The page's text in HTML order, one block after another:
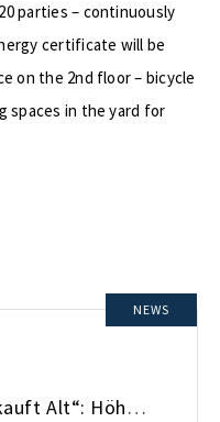
parties – continuously
certificate will be
on the 2nd floor – bicycle
spaces in the yard for
NEWS
KfW-Förderung „Jung kauft Alt“: Höhere Kredite ab August 2026